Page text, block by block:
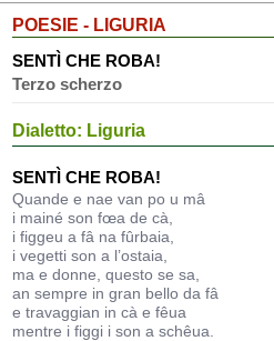
POESIE - LIGURIA
SENTÌ CHE ROBA!
Terzo scherzo
Dialetto: Liguria
SENTÌ CHE ROBA!
Quande e nae van po u mâ
i mainé son fœa de cà,
i figgeu a fâ na fûrbaia,
i vegetti son a l’ostaia,
ma e donne, questo se sa,
an sempre in gran bello da fâ
e travaggian in cà e fêua
mentre i figgi i son a schêua.